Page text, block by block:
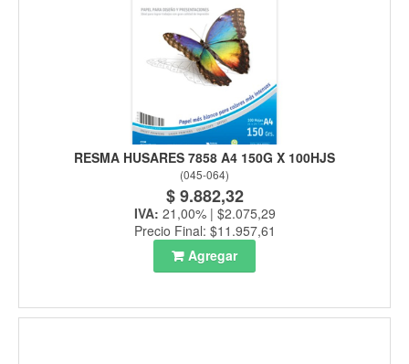
RESMA HUSARES 7858 A4 150G X 100HJS
(045-064)
$ 9.882,32
IVA: 21,00% | $2.075,29
Precio Final: $11.957,61
Agregar